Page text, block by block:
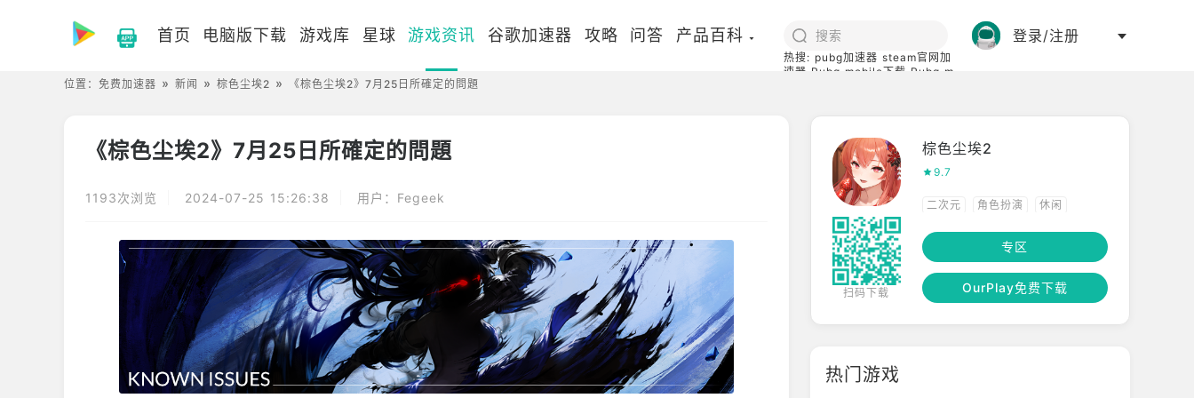
首页 电脑版下载 游戏库 星球 游戏资讯 谷歌加速器 攻略 问答 产品百科
热搜: pubg加速器 steam官网加
速器 Pubg mobile下载 Pubg m
登录/注册
位置： 免费加速器 新闻 棕色尘埃2 《棕色尘埃2》7月25日所確定的問題
《棕色尘埃2》7月25日所確定的問題
1193次浏览 2024-07-25 15:26:38 用户：Fegeek
扫码下载
棕色尘埃2
9.7
二次元 角色扮演 休闲
RPG 专区
OurPlay免费下载
热门游戏